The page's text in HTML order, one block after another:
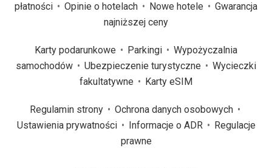
płatności
Opinie o hotelach Nowe hotele
Gwarancja
najniższej ceny
Karty podarunkowe Parkingi
Wypożyczalnia
samochodów
Ubezpieczenie turystyczne
Wycieczki
fakultatywne
Karty eSIM
Regulamin strony
Ochrona danych osobowych
Ustawienia prywatności
Informacje o ADR
Regulacje
prawne